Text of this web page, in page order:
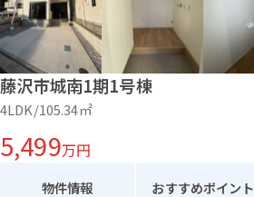
藤沢市城南1期1号棟
4LDK/105.34㎡
5,499万円
物件情報 おすすめポイント